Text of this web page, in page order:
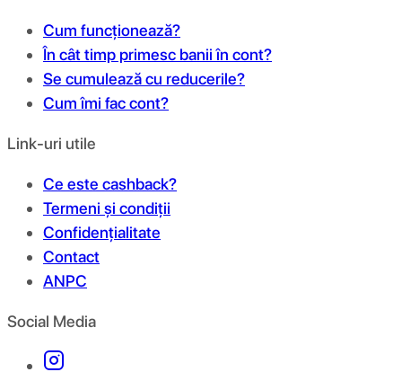
Cum funcționează?
În cât timp primesc banii în cont?
Se cumulează cu reducerile?
Cum îmi fac cont?
Link-uri utile
Ce este cashback?
Termeni și condiții
Confidențialitate
Contact
ANPC
Social Media